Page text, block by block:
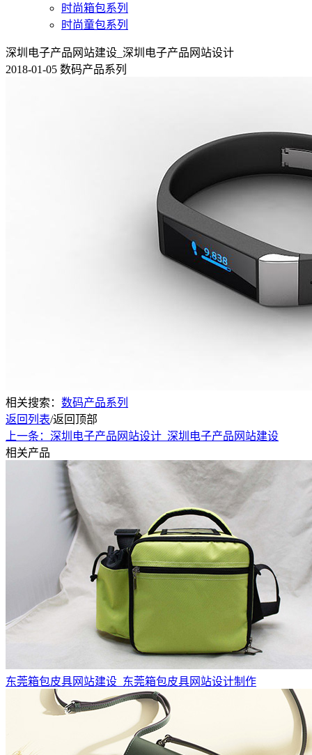
时尚箱包系列
时尚童包系列
深圳电子产品网站建设_深圳电子产品网站设计
2018-01-05 数码产品系列
相关搜索： 数码产品系列
返回列表/返回顶部
上一条：深圳电子产品网站设计_深圳电子产品网站建设
相关产品
东莞箱包皮具网站建设_东莞箱包皮具网站设计制作